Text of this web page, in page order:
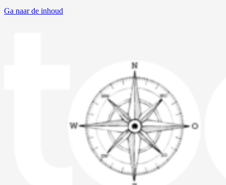
Ga naar de inhoud